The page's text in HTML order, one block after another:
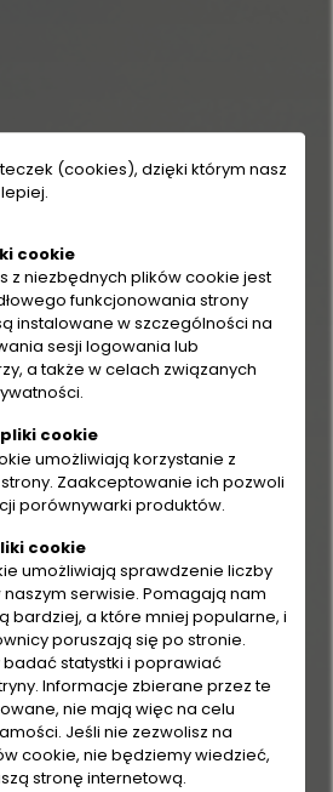
(cookies), dzięki którym nasz
cookie
z niezbędnych plików cookie jest
funkcjonowania strony
instalowane w szczególności na
sesji logowania lub
a także w celach związanych
cookie
umożliwiają korzystanie z
Zaakceptowanie ich pozwoli
porównywarki produktów.
cookie
umożliwiają sprawdzenie liczby
naszym serwisie. Pomagają nam
bardziej, a które mniej popularne, i
poruszają się po stronie.
statystki i poprawiać
Informacje zbierane przez te
nie mają więc na celu
Jeśli nie zezwolisz na
cookie, nie będziemy wiedzieć,
stronę internetową.